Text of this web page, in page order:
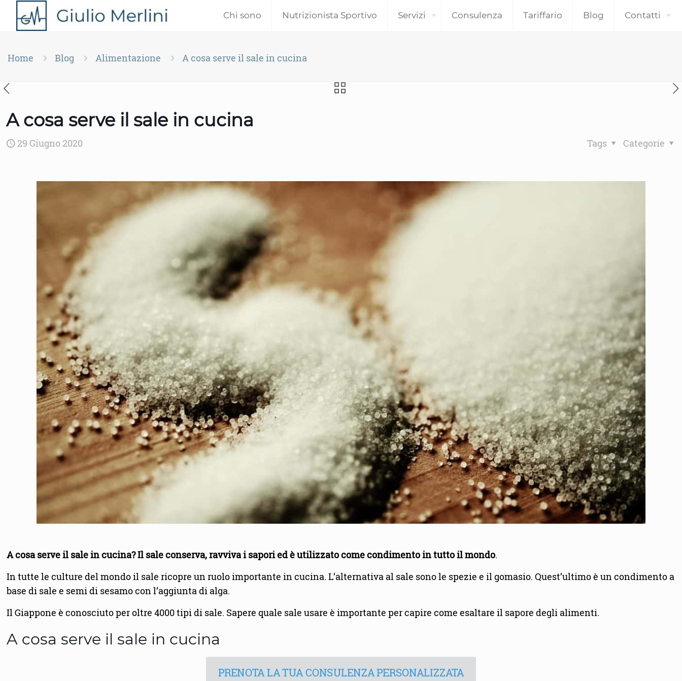
Chi sono Nutrizionista Sportivo Servizi Consulenza Tariffario Blog Contatti
Home Blog Alimentazione A cosa serve il sale in cucina
A cosa serve il sale in cucina
29 Giugno 2020 Categorie
Tags
A cosa serve il sale in cucina? Il sale conserva, ravviva i sapori ed è utilizzato come condimento in tutto il mondo.
In tutte le culture del mondo il sale ricopre un ruolo importante in cucina. L’alternativa al sale sono le spezie e il gomasio. Quest’ultimo è un condimento a
base di sale e semi di sesamo con l’aggiunta di alga.
Il Giappone è conosciuto per oltre 4000 tipi di sale. Sapere quale sale usare è importante per capire come esaltare il sapore degli alimenti.
A cosa serve il sale in cucina
PRENOTA LA TUA CONSULENZA PERSONALIZZATA